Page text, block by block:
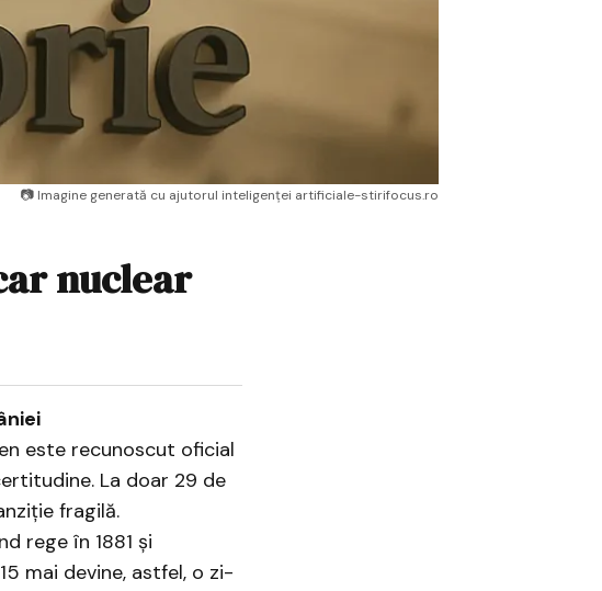
📷 Imagine generată cu ajutorul inteligenței artificiale-stirifocus.ro
nuclear
este recunoscut oficial
La doar 29 de
fragilă.
rege în 1881 și
mai devine, astfel, o zi-